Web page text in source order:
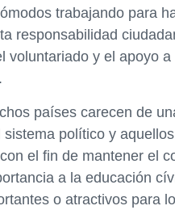
trabajando para
responsabilidad
voluntariado y el apoyo
países carecen de
político y
el fin de mantener el
a la educación
o atractivos para